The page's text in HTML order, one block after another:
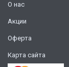
О нас
Акции
Оферта
Карта сайта